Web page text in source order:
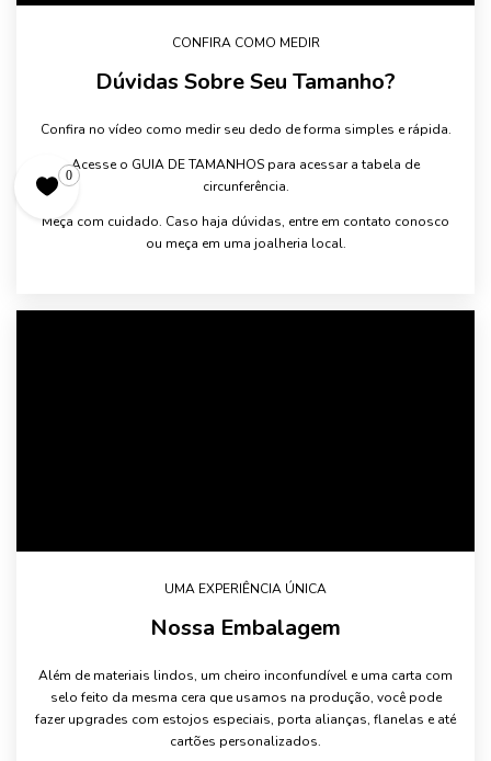
CONFIRA COMO MEDIR
Dúvidas Sobre Seu Tamanho?
Confira no vídeo como medir seu dedo de forma simples e rápida.
Acesse o GUIA DE TAMANHOS para acessar a tabela de
circunferência.
Meça com cuidado. Caso haja dúvidas, entre em contato conosco
ou meça em uma joalheria local.
UMA EXPERIÊNCIA ÚNICA
Nossa Embalagem
Além de materiais lindos, um cheiro inconfundível e uma carta com
selo feito da mesma cera que usamos na produção, você pode
fazer upgrades com estojos especiais, porta alianças, flanelas e até
cartões personalizados.
0